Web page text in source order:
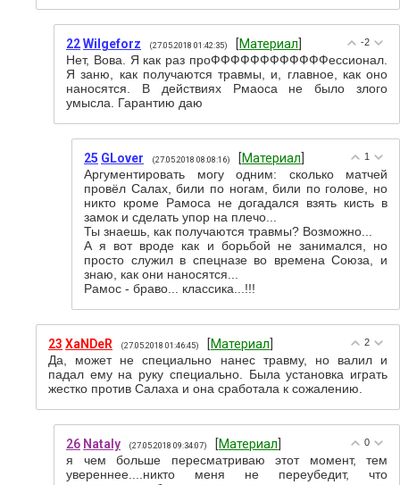
-2
22Wilgeforz (27.05.2018 01:42:35) [Материал
Нет, Вова. Я как раз проФФФФФФФФФФФФессионал.
Я заню, как получаются травмы, и, главное, как оно
наносятся. В действиях Рмаоса не было злого
умысла. Гарантию даю
1
25 GLover (27.05.2018 08:08:16) [Материал
Аргументировать могу одним: сколько матчей
провёл Салах, били по ногам, били по голове, но
никто кроме Рамоса не догадался взять кисть в
замок и сделать упор на плечо...
Ты знаешь, как получаются травмы? Возможно...
А я вот вроде как и борьбой не занимался, но
просто служил в спецназе во времена Союза, и
знаю, как они наносятся...
Рамос - браво... классика...!!!
2
23 XaNDeR (27.05.2018 01:46:45) [Материал
Да, может не специально нанес травму, но валил и
падал ему на руку специально. Была установка играть
жестко против Салаха и она сработала к сожалению.
0
26 Nataly (27.05.2018 09:34:07) [Материал
я чем больше пересматриваю этот момент, тем
увереннее....никто меня не переубедит, что